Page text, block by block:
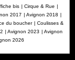
bis | Cirque & Rue |
2017 | Avignon 2018 |
du boucher | Coulisses &
| Avignon 2023 | Avignon
2026